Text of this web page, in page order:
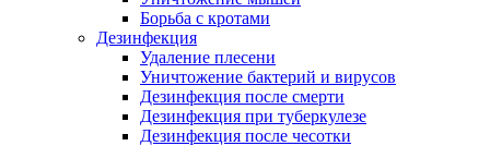
Борьба с кротами
Дезинфекция
Удаление плесени
Уничтожение бактерий и вирусов
Дезинфекция после смерти
Дезинфекция при туберкулезе
Дезинфекция после чесотки